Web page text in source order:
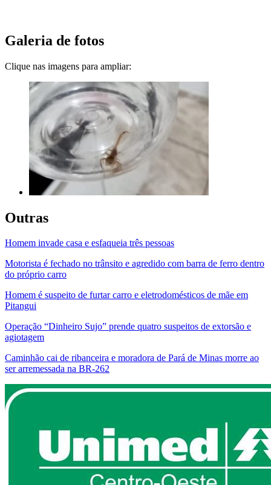
Galeria de fotos
Clique nas imagens para ampliar:
Outras
Homem invade casa e esfaqueia três pessoas
Motorista é fechado no trânsito e agredido com barra de ferro dentro
do próprio carro
Homem é suspeito de furtar carro e eletrodomésticos de mãe em
Pitangui
Operação “Dinheiro Sujo” prende quatro suspeitos de extorsão e
agiotagem
Caminhão cai de ribanceira e moradora de Pará de Minas morre ao
ser arremessada na BR-262